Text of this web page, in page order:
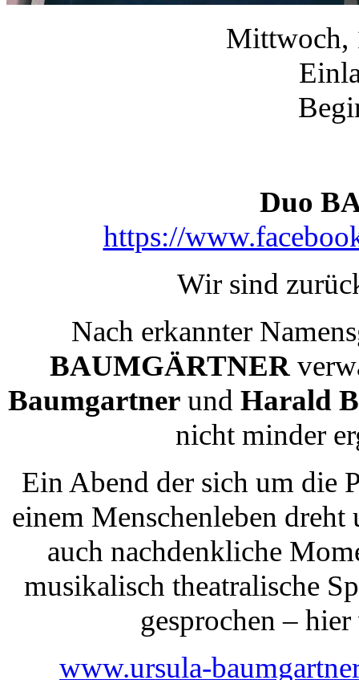
Mittwoch,
Duo
https://
Wir sind
Nach erkannter
BAUMGÄRTNER
Baumgartnerund Harald
nicht minder
Ein Abend der sich um die
einem Menschenleben
auch nachdenkliche
musikalisch theatralische
gesprochen –
www.ursula-